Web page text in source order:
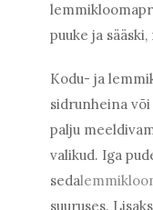
puuke ja
Kodu- ja
sidrunheina
palju
valikud. Iga
seda
suuruses.